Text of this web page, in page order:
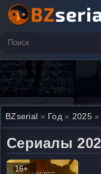
BZserial » Год » 2025»
Сериалы
16+